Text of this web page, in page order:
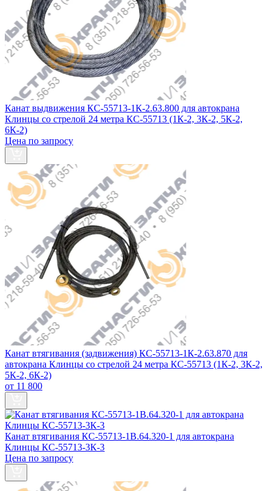
Канат выдвижения КС-55713-1К-2.63.800 для автокрана
Клинцы со стрелой 24 метра КС-55713 (1К-2, 3К-2, 5К-2,
6К-2)
Цена по запросу
Канат втягивания (задвижения) КС-55713-1К-2.63.870 для
автокрана Клинцы со стрелой 24 метра КС-55713 (1К-2, 3К-2,
5К-2, 6К-2)
от 11 800
Канат втягивания КС-55713-1В.64.320-1 для автокрана
Клинцы КС-55713-3К-3
Цена по запросу